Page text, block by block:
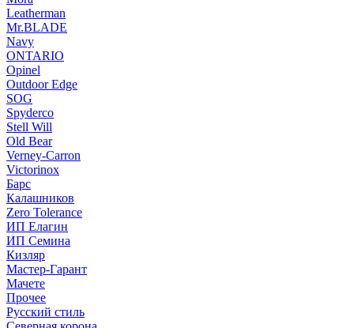
Leatherman
Mr.BLADE
Navy
ONTARIO
Opinel
Outdoor Edge
SOG
Spyderco
Stell Will
Old Bear
Verney-Carron
Victorinox
Барс
Калашников
Zero Tolerance
ИП Елагин
ИП Семина
Кизляр
Мастер-Гарант
Мачете
Прочее
Русский стиль